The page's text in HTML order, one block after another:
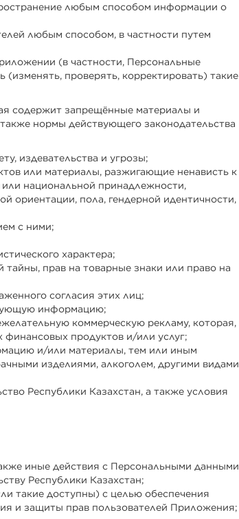
любым способом информации о
любым способом, в частности путем
(в частности, Персональные
проверять, корректировать) такие
содержит запрещённые материалы и
нормы действующего законодательства
издевательства и угрозы;
или материалы, разжигающие ненависть к
национальной принадлежности,
ориентации, пола, гендерной идентичности,
с ними;
характера;
прав на товарные знаки или право на
согласия этих лиц;
информацию;
коммерческую рекламу, которая,
финансовых продуктов и/или услуг;
и/или материалы, тем или иным
изделиями, алкоголем, другими видами
Республики Казахстан, а также условия
иные действия с Персональными данными
Республики Казахстан;
такие доступны) с целью обеспечения
и защиты прав пользователей Приложения;